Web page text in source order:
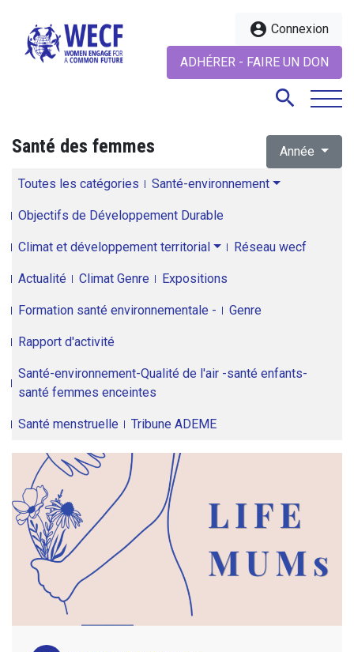
account_circle Connexion
ADHÉRER - FAIRE UN DON
search
Santé des femmes Année
Toutes les catégories Santé-environnement
Objectifs de Développement Durable
Climat et développement territorial Réseau wecf
Actualité Climat Genre Expositions
Formation santé environnementale - Genre
Rapport d'activité
Santé-environnement-Qualité de l'air -santé enfants-
santé femmes enceintes
Santé menstruelle Tribune ADEME